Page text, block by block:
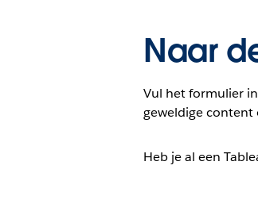
Naar
Vul het formulier
geweldige content
Heb je al een